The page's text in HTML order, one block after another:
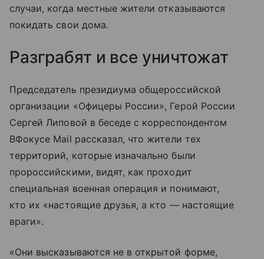
случаи, когда местные жители отказываются
покидать свои дома.
Разграбят и все уничтожат
Председатель президиума общероссийской
организации «Офицеры России», Герой России
Сергей Липовой в беседе с корреспондентом
ВФокусе Mail рассказал, что жители тех
территорий, которые изначально были
пророссийскими, видят, как проходит
специальная военная операция и понимают,
кто их «настоящие друзья, а кто — настоящие
враги».
«Они высказываются не в открытой форме,